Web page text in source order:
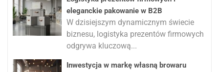
eleganckie pakowanie w B2B
W dzisiejszym dynamicznym świecie
biznesu, logistyka prezentów firmowych
odgrywa kluczową...
Inwestycja w markę własną browaru